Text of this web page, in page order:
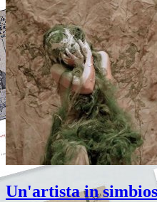
Un'artista in